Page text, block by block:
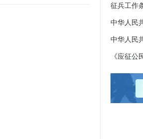
征兵工作
中华人民
中华人民
《应征